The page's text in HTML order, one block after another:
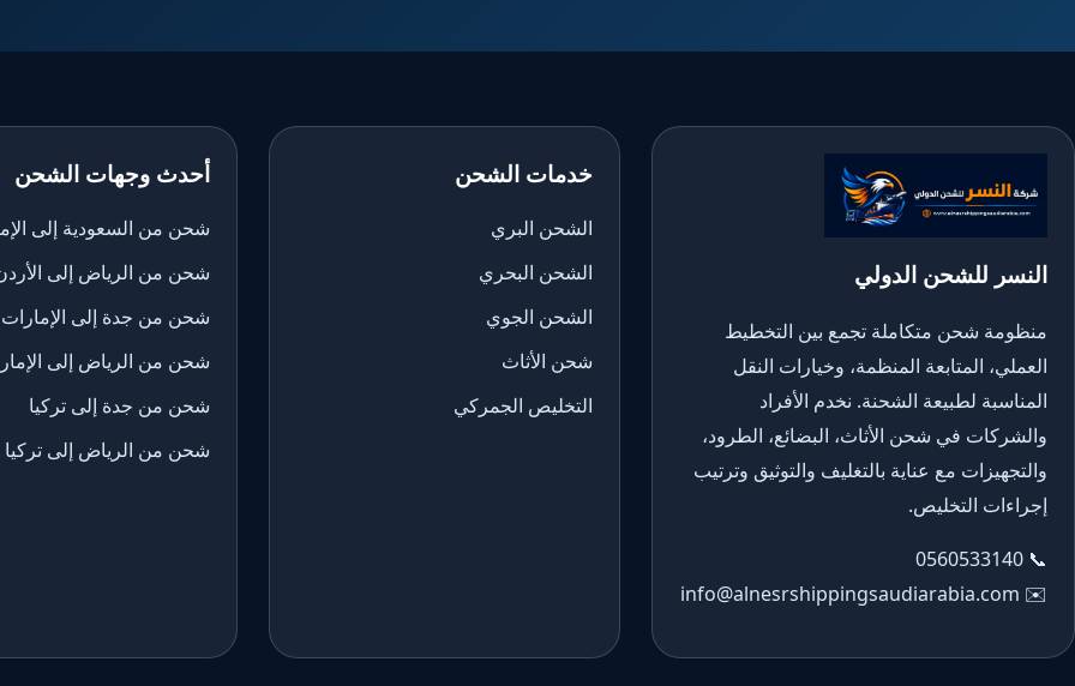
النسر للشحن الدولي
منظومة شحن متكاملة تجمع بين التخطيط
العملي، المتابعة المنظمة، وخيارات النقل
المناسبة لطبيعة الشحنة. نخدم الأفراد
والشركات في شحن الأثاث، البضائع، الطرود،
والتجهيزات مع عناية بالتغليف والتوثيق وترتيب
إجراءات التخليص.
📞
0560533140
✉️
info@alnesrshippingsaudiarabia.com
خدمات الشحن
الشحن البري
الشحن البحري
الشحن الجوي
شحن الأثاث
التخليص الجمركي
أحدث وجهات الشحن
شحن من السعودية إلى
شحن من الرياض إلى
شحن من جدة إلى الإمارات
شحن من الرياض إلى
شحن من جدة إلى تركيا
شحن من الرياض إلى تركيا